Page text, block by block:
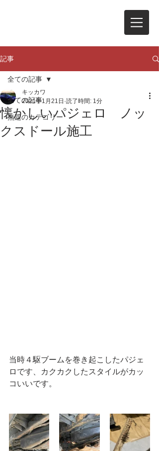
記事
全ての記事
無題のカテゴリー
全ての記事
懐かしいパジェロ ノッ
クスドール施工
キッカワ
2021年1月21日 読了時間: 1分
当時４駆ブームを巻き起こしたパジェ
ロです、カクカクしたスタイルがカッ
コいいです。